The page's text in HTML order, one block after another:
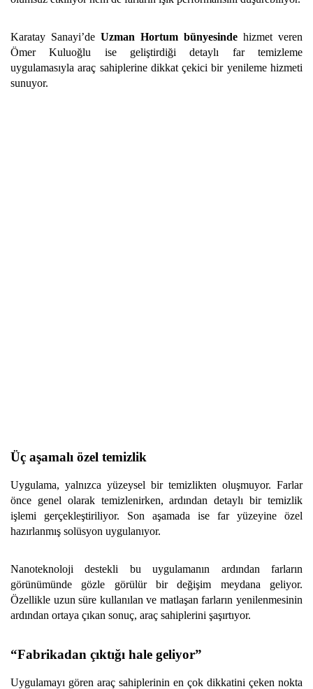
Karatay Sanayi’de Uzman Hortum bünyesinde hizmet veren
Ömer Kuluoğlu ise geliştirdiği detaylı far temizleme
uygulamasıyla araç sahiplerine dikkat çekici bir yenileme hizmeti
sunuyor.
Üç aşamalı özel temizlik
Uygulama, yalnızca yüzeysel bir temizlikten oluşmuyor. Farlar
önce genel olarak temizlenirken, ardından detaylı bir temizlik
işlemi gerçekleştiriliyor. Son aşamada ise far yüzeyine özel
hazırlanmış solüsyon uygulanıyor.
Nanoteknoloji destekli bu uygulamanın ardından farların
görünümünde gözle görülür bir değişim meydana geliyor.
Özellikle uzun süre kullanılan ve matlaşan farların yenilenmesinin
ardından ortaya çıkan sonuç, araç sahiplerini şaşırtıyor.
“Fabrikadan çıktığı hale geliyor”
Uygulamayı gören araç sahiplerinin en çok dikkatini çeken nokta